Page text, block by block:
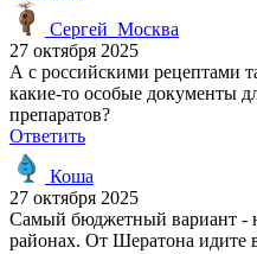
Сергей_Москва
27 октября 2025
А с российскими рецептами
какие-то особые документы
препаратов?
Ответить
Коша
27 октября 2025
Самый бюджетный вариант -
районах. От Шератона идите